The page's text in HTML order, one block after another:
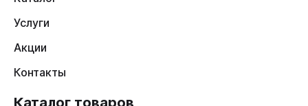
Услуги
Акции
Контакты
Каталог товаров